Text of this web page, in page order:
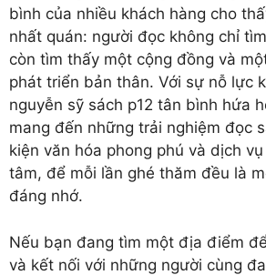
bình của nhiều khách hàng cho
nhất quán: người đọc không chỉ
còn tìm thấy một cộng đồng và
phát triển bản thân. Với sự nỗ lực
nguyễn sỹ sách p12 tân bình hứa
mang đến những trải nghiệm đọc
kiện văn hóa phong phú và dịch
tâm, để mỗi lần ghé thăm đều là
đáng nhớ.
Nếu bạn đang tìm một địa điểm
và kết nối với những người cùng